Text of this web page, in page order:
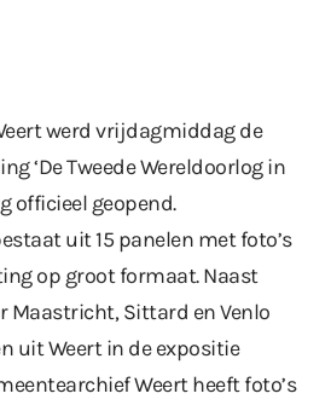
werd vrijdagmiddag de
‘De Tweede Wereldoorlog in
officieel geopend.
uit 15 panelen met foto’s
op groot formaat. Naast
Maastricht, Sittard en Venlo
uit Weert in de expositie
Weert heeft foto’s